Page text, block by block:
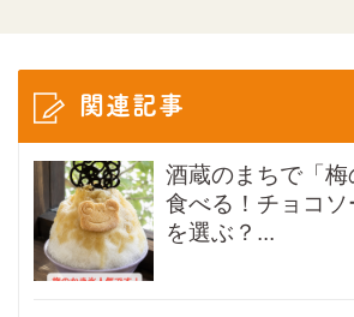
関連記事
酒蔵のまちで「梅
食べる！チョコソ
を選ぶ？...